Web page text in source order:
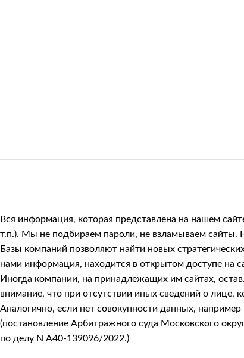
Вся информация, которая представлена на нашем
т.п.). Мы не подбираем пароли, не взламываем
Базы компаний позволяют найти новых
нами информация, находится в открытом доступе на
Иногда компании, на принадлежащих им сайтах,
внимание, что при отсутствии иных сведений о
Аналогично, если нет совокупности данных,
(постановление Арбитражного суда Московского
по делу N А40-139096/2022.)